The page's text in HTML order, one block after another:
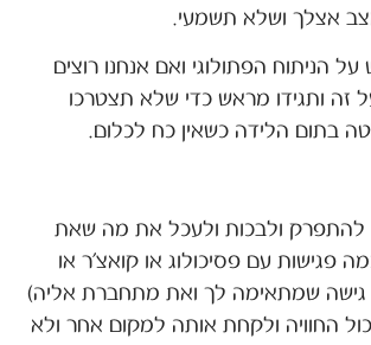
אצלך ושלא תשמעי.
הניתוח הפתולוגי ואם אנחנו רוצים
זה ותגידו מראש כדי שלא תצטרכו
בתום הלידה כשאין כח לכלום.
להתפרק ולבכות ולעכל את מה שאת
פגישות עם פסיכולוג או קואצ'ר או
גישה שמתאימה לך ואת מתחברת אליה)
החוויה ולקחת אותה למקום אחר ולא